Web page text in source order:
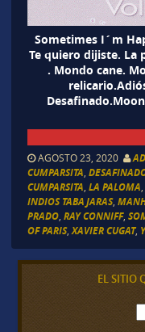
Sometimes I´m
Te quiero dijiste. La
. Mondo cane.
AGOSTO 23, 2020
CUMPARSITA,
CUMPARSITA, LA PALOMA,
INDIOS TABAJARAS,
PRADO, RAY CONNIFF,
OF PARIS,XAVIER CUGAT,
EL SITIO
B
u